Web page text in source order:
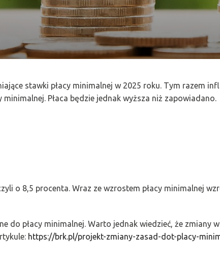
stawki płacy minimalnej w 2025 roku. Tym razem
Płaca będzie jednak wyższa niż zapowiadano.
o 8,5 procenta. Wraz ze wzrostem płacy minimalnej
do płacy minimalnej. Warto jednak wiedzieć, że zmiany
https://brk.pl/projekt-zmiany-zasad-dot-placy-